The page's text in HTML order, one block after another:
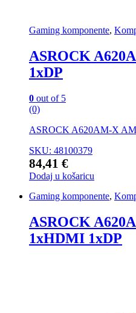
Gaming komponente,
ASROCK
1xDP
0 out of 5
(0)
ASROCK A620AM-X
SKU: 48100379
84,41 €
Dodaj u košaricu
Gaming komponente,
ASROCK
1xHDMI 1xDP